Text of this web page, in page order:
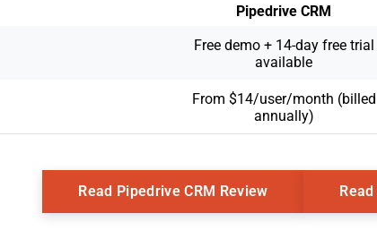
Pipedrive CRM
Free demo + 14-day free trial
available
From $14/user/month (billed
annually)
Read Pipedrive CRM ReviewOpens New